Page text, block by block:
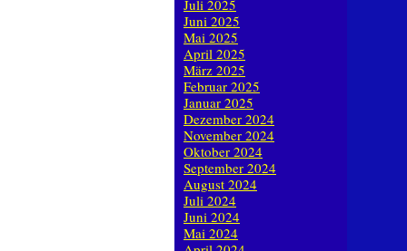
Juli 2025
Juni 2025
Mai 2025
April 2025
März 2025
Februar 2025
Januar 2025
Dezember 2024
November 2024
Oktober 2024
September 2024
August 2024
Juli 2024
Juni 2024
Mai 2024